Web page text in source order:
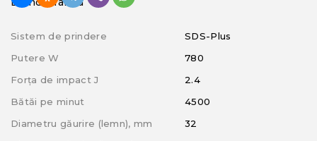
Sistem de prindere
SDS-Plus
Putere W
780
Forța de impact J
2.4
Bătăi pe minut
4500
Diametru găurire (lemn), mm
32